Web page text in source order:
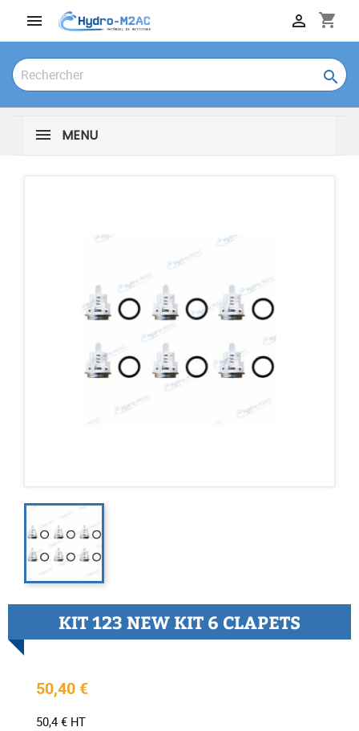
 shopping_cart


MENU
KIT 123 NEW KIT 6 CLAPETS
50,40 €
50,4 € HT